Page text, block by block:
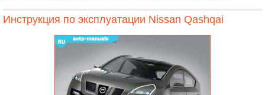
Инструкция по эксплуатации Nissan Qashqai